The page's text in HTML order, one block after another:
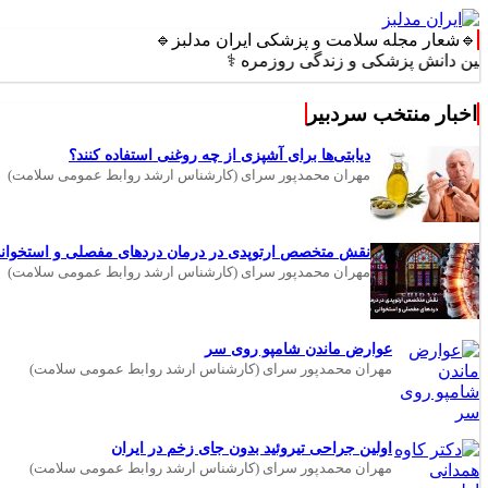
🔹شعار مجله سلامت و پزشکی ایران مدلبز🔹
پزشکی و زندگی روزمره ⚕️
اخبار منتخب سردبیر
دیابتی‌ها برای آشپزی از چه روغنی استفاده کنند؟
مهران محمدپور سرای (کارشناس ارشد روابط عمومی سلامت)
نقش متخصص ارتوپدی در درمان دردهای مفصلی و
مهران محمدپور سرای (کارشناس ارشد روابط عمومی سلامت)
عوارض ماندن شامپو روی سر
مهران محمدپور سرای (کارشناس ارشد روابط عمومی سلامت)
اولین جراحی تیروئید بدون جای زخم در ایران
مهران محمدپور سرای (کارشناس ارشد روابط عمومی سلامت)